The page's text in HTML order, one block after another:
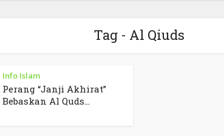
Tag - Al Qiuds
Info Islam
Perang “Janji Akhirat”
Bebaskan Al Quds...